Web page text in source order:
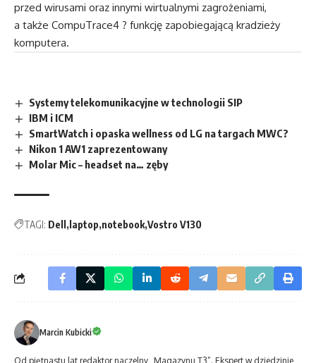
przed wirusami oraz innymi wirtualnymi zagrożeniami,
a także CompuTrace4 ? funkcję zapobiegającą kradzieży
komputera.
Systemy telekomunikacyjne w technologii SIP
IBM i ICM
SmartWatch i opaska wellness od LG na targach MWC?
Nikon 1 AW1 zaprezentowany
Molar Mic – headset na… zęby
TAGI: Dell laptop notebook Vostro V130
Marcin Kubicki
Od piętnastu lat redaktor naczelny „Magazynu T3”. Ekspert w dziedzinie